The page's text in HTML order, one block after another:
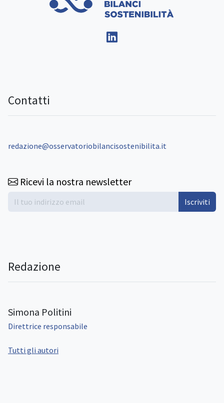
Contatti
redazione@osservatoriobilancisostenibilita.it
Ricevi la nostra newsletter
Iscriviti
Redazione
Simona Politini
Direttrice responsabile
Tutti gli autori